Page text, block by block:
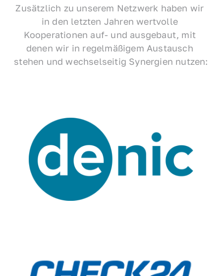
Zusätzlich zu unserem Netzwerk haben wir
in den letzten Jahren wertvolle
Kooperationen auf- und ausgebaut, mit
denen wir in regelmäßigem Austausch
stehen und wechselseitig Synergien nutzen: